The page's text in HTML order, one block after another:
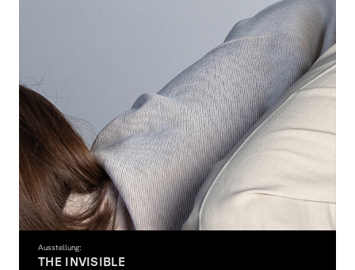
Ausstellung:
THE INVISIBLE